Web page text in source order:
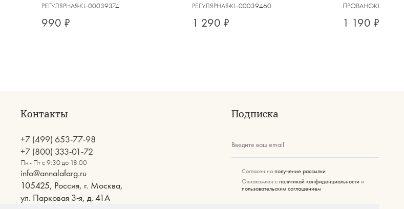
РЕГУЛЯРНАЯ KL-00039374
990 ₽
РЕГУЛЯРНАЯ KL-00039460
1 290 ₽
ПРОВАНСKL-
1 190 ₽
Контакты
+7 (499) 653-77-98
+7 (800) 333-01-72
Пн - Пт с 9:30 до 18:00
info@annalafarg.ru
105425, Россия, г. Москва,
ул. Парковая 3-я, д. 41А
Подписка
Введите ваш email
Согласен на получение рассылки
Ознакомлен с политикой конфиденциальности и
пользовательским соглашением